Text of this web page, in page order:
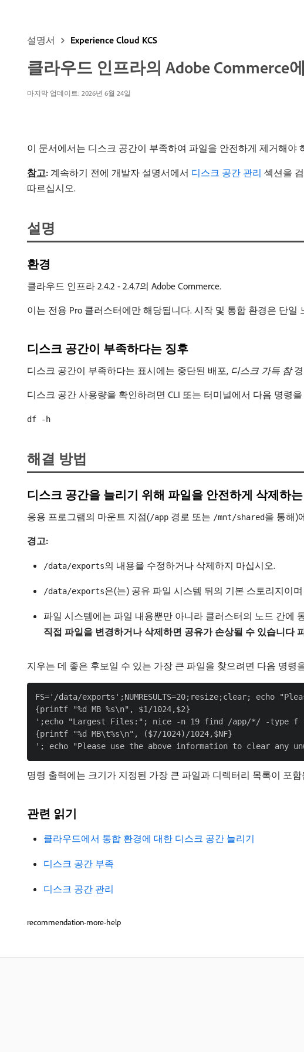
설명서 Experience Cloud KCS
클라우드 인프라의 Adobe Commerce
마지막 업데이트: 2026년 6월 24일
이 문서에서는 디스크 공간이 부족하여 파일을 안전하게 제거해야
참고: 계속하기 전에 개발자 설명서에서 디스크 공간 관리 섹션을
따르십시오.
설명
환경
클라우드 인프라 2.4.2 - 2.4.7의 Adobe Commerce.
이는 전용 Pro 클러스터에만 해당됩니다. 시작 및 통합 환경은 단일
디스크 공간이 부족하다는 징후
디스크 공간이 부족하다는 표시에는 중단된 배포, 디스크 가득 참경
디스크 공간 사용량을 확인하려면 CLI 또는 터미널에서 다음 명령
df -h
해결 방법
디스크 공간을 늘리기 위해 파일을 안전하게 삭제하
응용 프로그램의 마운트 지점(/app 경로 또는 /mnt/shared을 통해)
경고:
/data/exports의 내용을 수정하거나 삭제하지 마십시오.
/data/exports은(는) 공유 파일 시스템 뒤의 기본 스토리지이며
파일 시스템에는 파일 내용뿐만 아니라 클러스터의 노드 간에
직접 파일을 변경하거나 삭제하면 공유가 손상될 수 있습니다
지우는 데 좋은 후보일 수 있는 가장 큰 파일을 찾으려면 다음 명
FS='/data/exports';NUMRESULTS=20;resize;clear;
{printf "%d MB %s\n", $1/1024,$2}
';echo "Largest Files:"; nice -n 19 find /app/*/ -type f -ls
{printf "%d MB\t%s\n", ($7/1024)/1024,$NF}
명령 출력에는 크기가 지정된 가장 큰 파일과 디렉터리 목록이 포함
관련 읽기
클라우드에서 통합 환경에 대한 디스크 공간 늘리기
디스크 공간 부족
디스크 공간 관리
recommendation-more-help